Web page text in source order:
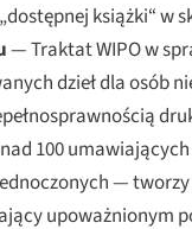
książki“ w
— Traktat WIPO w
dzieł dla osób
100
—
upoważnionym